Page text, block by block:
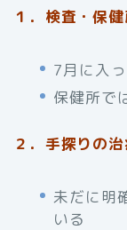
１．検査・保
7月に入
保健所で
２．手探りの
未だに明
いる